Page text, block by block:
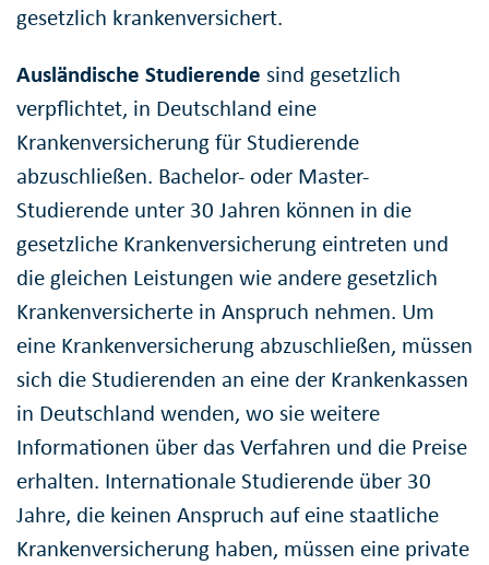
gesetzlich krankenversichert.
Ausländische Studierende sind gesetzlich
verpflichtet, in Deutschland eine
Krankenversicherung für Studierende
abzuschließen. Bachelor- oder Master-
Studierende unter 30 Jahren können in die
gesetzliche Krankenversicherung eintreten und
die gleichen Leistungen wie andere gesetzlich
Krankenversicherte in Anspruch nehmen. Um
eine Krankenversicherung abzuschließen, müssen
sich die Studierenden an eine der Krankenkassen
in Deutschland wenden, wo sie weitere
Informationen über das Verfahren und die Preise
erhalten. Internationale Studierende über 30
Jahre, die keinen Anspruch auf eine staatliche
Krankenversicherung haben, müssen eine private